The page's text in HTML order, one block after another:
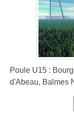
Poule U15 :
d'Abeau, Balmes